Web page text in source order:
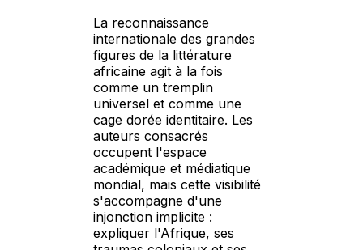
La reconnaissance
internationale des grandes
figures de la littérature
africaine agit à la fois
comme un tremplin
universel et comme une
cage dorée identitaire. Les
auteurs consacrés
occupent l'espace
académique et médiatique
mondial, mais cette visibilité
s'accompagne d'une
injonction implicite :
expliquer l'Afrique, ses